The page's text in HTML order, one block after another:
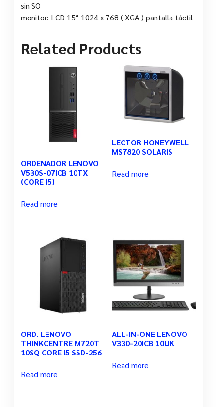
sin SO
monitor: LCD 15″ 1024 x 768 ( XGA ) pantalla táctil
Related Products
ORDENADOR LENOVO
V530S-07ICB 10TX
(CORE I5)
Read more
LECTOR HONEYWELL
MS7820 SOLARIS
Read more
ORD. LENOVO
THINKCENTRE M720T
10SQ CORE I5 SSD-256
Read more
ALL-IN-ONE LENOVO
V330-20ICB 10UK
Read more